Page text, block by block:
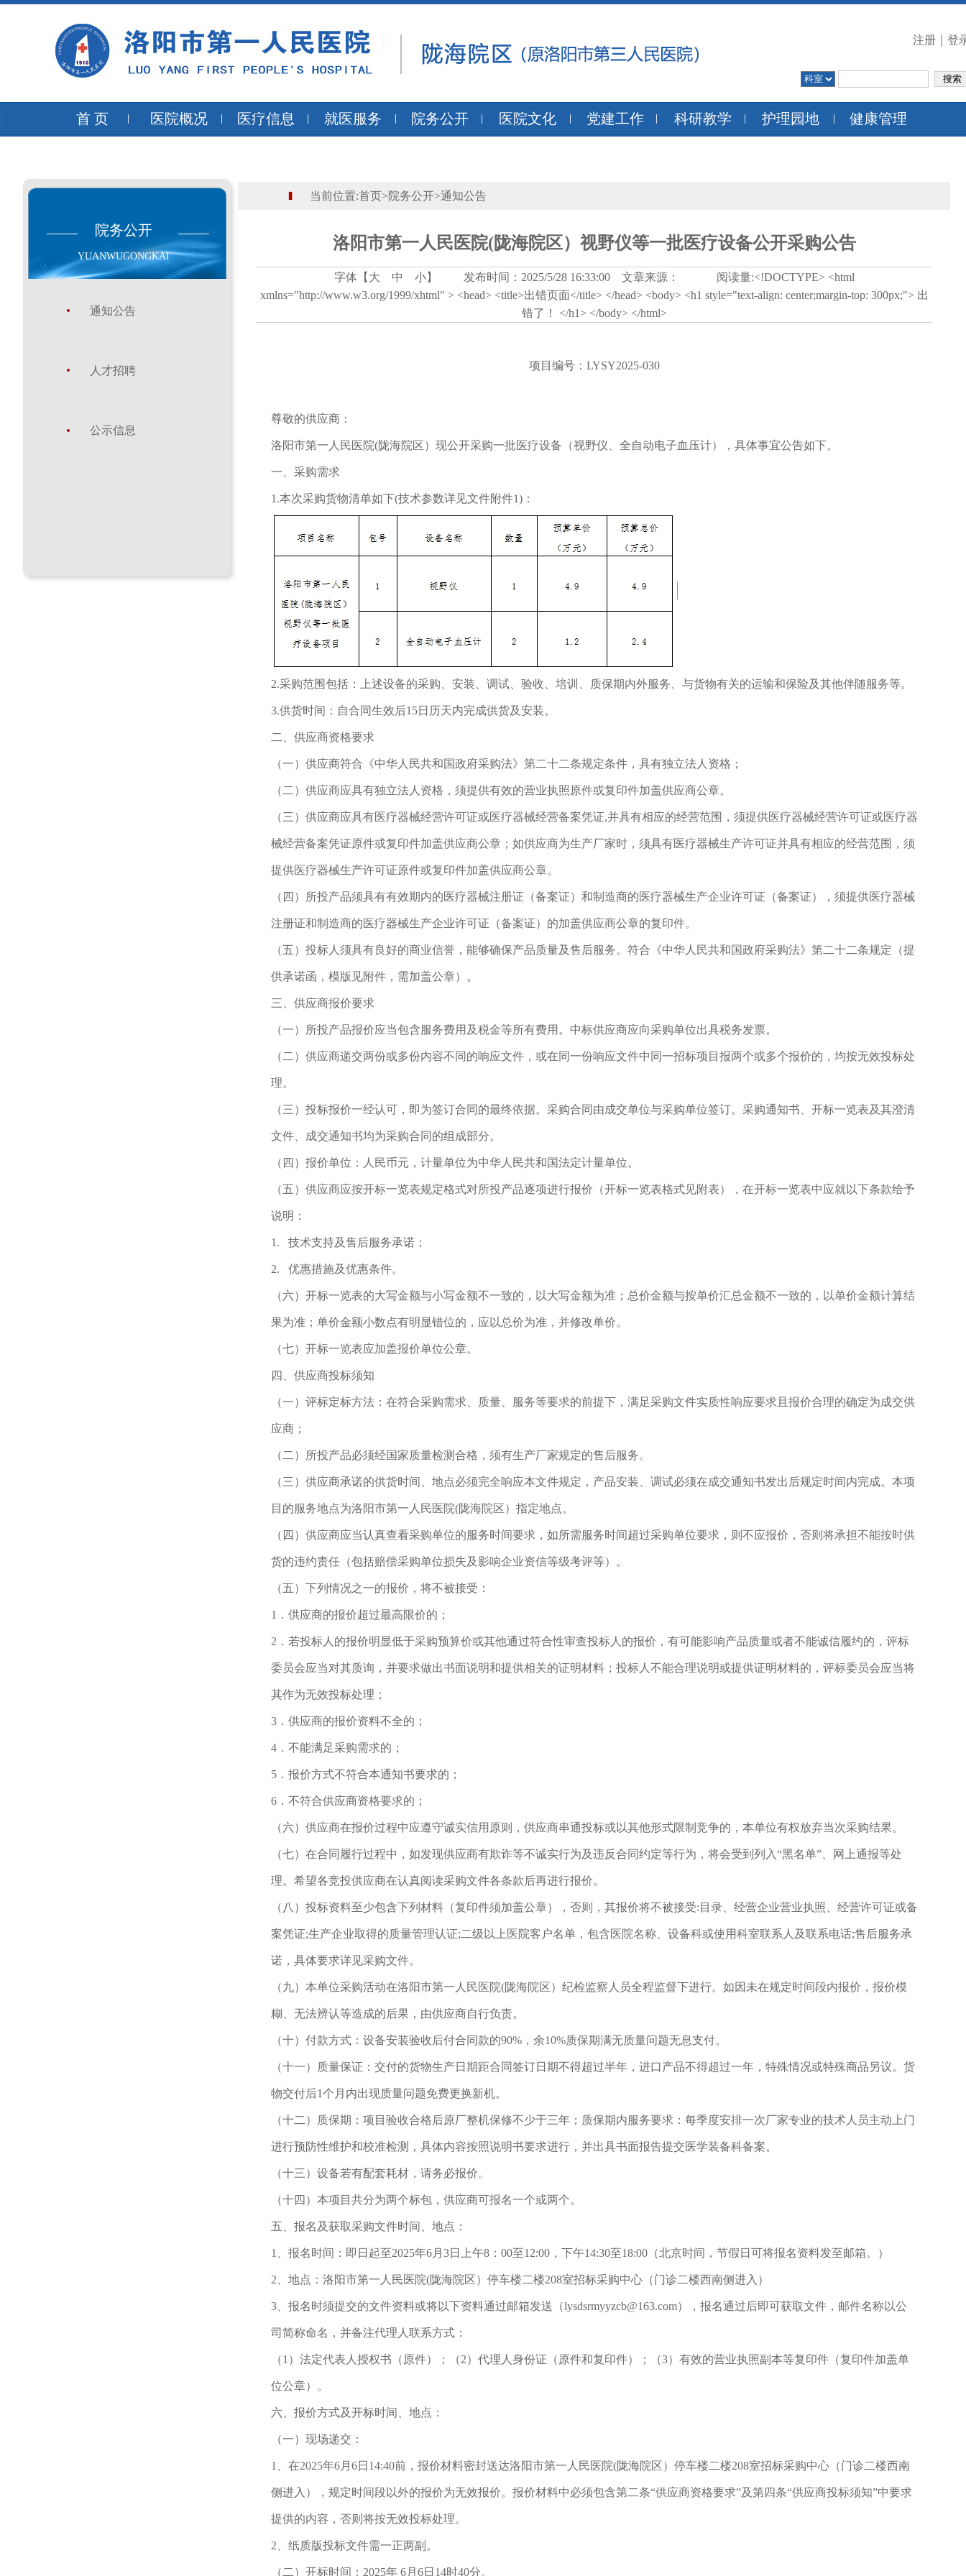
注册 登
首 页 医院概况 医疗信息 就医服务 院务公开 医院文化 党建工作 科研教学 护理园地 健康管理
院务公开
YUANWUGONGKAI
通知公告
人才招聘
公示信息
当前位置:首页>院务公开>通知公告
洛阳市第一人民医院(陇海院区）视野仪等一批医疗设备公开采购公告
字体【 大 中 小】 发布时间：2025/5/28 16:33:00 文章来源： 阅读量:<!DOCTYPE> <html
xmlns="http://www.w3.org/1999/xhtml" > <head> <title>出错页面</title> </head> <body> <h1 style="text-align: center;margin-top: 300px;"> 出
错了！ </h1> </body> </html>
项目编号：LYSY2025-030
尊敬的供应商：
洛阳市第一人民医院(陇海院区）现公开采购一批医疗设备（视野仪、全自动电子血压计），具体事宜公告如下。
一、采购需求
1.本次采购货物清单如下(技术参数详见文件附件1)：
2.采购范围包括：上述设备的采购、安装、调试、验收、培训、质保期内外服务、与货物有关的运输和保险及其他伴随服务等。
3.供货时间：自合同生效后15日历天内完成供货及安装。
二、供应商资格要求
（一）供应商符合《中华人民共和国政府采购法》第二十二条规定条件，具有独立法人资格；
（二）供应商应具有独立法人资格，须提供有效的营业执照原件或复印件加盖供应商公章。
（三）供应商应具有医疗器械经营许可证或医疗器械经营备案凭证,并具有相应的经营范围，须提供医疗器械经营许可证或医疗器
械经营备案凭证原件或复印件加盖供应商公章；如供应商为生产厂家时，须具有医疗器械生产许可证并具有相应的经营范围，须
提供医疗器械生产许可证原件或复印件加盖供应商公章。
（四）所投产品须具有有效期内的医疗器械注册证（备案证）和制造商的医疗器械生产企业许可证（备案证），须提供医疗器械
注册证和制造商的医疗器械生产企业许可证（备案证）的加盖供应商公章的复印件。
（五）投标人须具有良好的商业信誉，能够确保产品质量及售后服务。符合《中华人民共和国政府采购法》第二十二条规定（提
供承诺函，模版见附件，需加盖公章）。
三、供应商报价要求
（一）所投产品报价应当包含服务费用及税金等所有费用。中标供应商应向采购单位出具税务发票。
（二）供应商递交两份或多份内容不同的响应文件，或在同一份响应文件中同一招标项目报两个或多个报价的，均按无效投标处
理。
（三）投标报价一经认可，即为签订合同的最终依据。采购合同由成交单位与采购单位签订。采购通知书、开标一览表及其澄清
文件、成交通知书均为采购合同的组成部分。
（四）报价单位：人民币元，计量单位为中华人民共和国法定计量单位。
（五）供应商应按开标一览表规定格式对所投产品逐项进行报价（开标一览表格式见附表），在开标一览表中应就以下条款给予
说明：
1. 技术支持及售后服务承诺；
2. 优惠措施及优惠条件。
（六）开标一览表的大写金额与小写金额不一致的，以大写金额为准；总价金额与按单价汇总金额不一致的，以单价金额计算结
果为准；单价金额小数点有明显错位的，应以总价为准，并修改单价。
（七）开标一览表应加盖报价单位公章。
四、供应商投标须知
（一）评标定标方法：在符合采购需求、质量、服务等要求的前提下，满足采购文件实质性响应要求且报价合理的确定为成交供
应商；
（二）所投产品必须经国家质量检测合格，须有生产厂家规定的售后服务。
（三）供应商承诺的供货时间、地点必须完全响应本文件规定，产品安装、调试必须在成交通知书发出后规定时间内完成。本项
目的服务地点为洛阳市第一人民医院(陇海院区）指定地点。
（四）供应商应当认真查看采购单位的服务时间要求，如所需服务时间超过采购单位要求，则不应报价，否则将承担不能按时供
货的违约责任（包括赔偿采购单位损失及影响企业资信等级考评等）。
（五）下列情况之一的报价，将不被接受：
1．供应商的报价超过最高限价的；
2．若投标人的报价明显低于采购预算价或其他通过符合性审查投标人的报价，有可能影响产品质量或者不能诚信履约的，评标
委员会应当对其质询，并要求做出书面说明和提供相关的证明材料；投标人不能合理说明或提供证明材料的，评标委员会应当将
其作为无效投标处理；
3．供应商的报价资料不全的；
4．不能满足采购需求的；
5．报价方式不符合本通知书要求的；
6．不符合供应商资格要求的；
（六）供应商在报价过程中应遵守诚实信用原则，供应商串通投标或以其他形式限制竞争的，本单位有权放弃当次采购结果。
（七）在合同履行过程中，如发现供应商有欺诈等不诚实行为及违反合同约定等行为，将会受到列入“黑名单”、网上通报等处
理。希望各竞投供应商在认真阅读采购文件各条款后再进行报价。
（八）投标资料至少包含下列材料（复印件须加盖公章），否则，其报价将不被接受:目录、经营企业营业执照、经营许可证或备
案凭证;生产企业取得的质量管理认证;二级以上医院客户名单，包含医院名称、设备科或使用科室联系人及联系电话;售后服务承
诺，具体要求详见采购文件。
（九）本单位采购活动在洛阳市第一人民医院(陇海院区）纪检监察人员全程监督下进行。如因未在规定时间段内报价，报价模
糊、无法辨认等造成的后果，由供应商自行负责。
（十）付款方式：设备安装验收后付合同款的90%，余10%质保期满无质量问题无息支付。
（十一）质量保证：交付的货物生产日期距合同签订日期不得超过半年，进口产品不得超过一年，特殊情况或特殊商品另议。货
物交付后1个月内出现质量问题免费更换新机。
（十二）质保期：项目验收合格后原厂整机保修不少于三年；质保期内服务要求：每季度安排一次厂家专业的技术人员主动上门
进行预防性维护和校准检测，具体内容按照说明书要求进行，并出具书面报告提交医学装备科备案。
（十三）设备若有配套耗材，请务必报价。
（十四）本项目共分为两个标包，供应商可报名一个或两个。
五、报名及获取采购文件时间、地点：
1、报名时间：即日起至2025年6月3日上午8：00至12:00，下午14:30至18:00（北京时间，节假日可将报名资料发至邮箱。）
2、地点：洛阳市第一人民医院(陇海院区）停车楼二楼208室招标采购中心（门诊二楼西南侧进入）
3、报名时须提交的文件资料或将以下资料通过邮箱发送（lysdsrmyyzcb@163.com），报名通过后即可获取文件，邮件名称以公
司简称命名，并备注代理人联系方式：
（1）法定代表人授权书（原件）；（2）代理人身份证（原件和复印件）；（3）有效的营业执照副本等复印件（复印件加盖单
位公章）。
六、报价方式及开标时间、地点：
（一）现场递交：
1、在2025年6月6日14:40前，报价材料密封送达洛阳市第一人民医院(陇海院区）停车楼二楼208室招标采购中心（门诊二楼西南
侧进入），规定时间段以外的报价为无效报价。报价材料中必须包含第二条“供应商资格要求”及第四条“供应商投标须知”中要求
提供的内容，否则将按无效投标处理。
2、纸质版投标文件需一正两副。
（二）开标时间：2025年 6月6日14时40分。